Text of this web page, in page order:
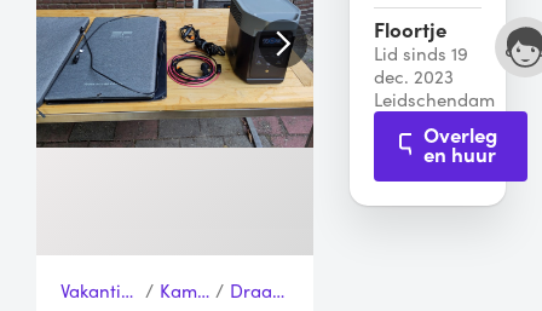
Vakantie, Sport & Vrije tijd / Kampeerspullen / Draagbare oplader
Floortje
Lid sinds 19
dec. 2023
Leidschendam
Overleg
en huur